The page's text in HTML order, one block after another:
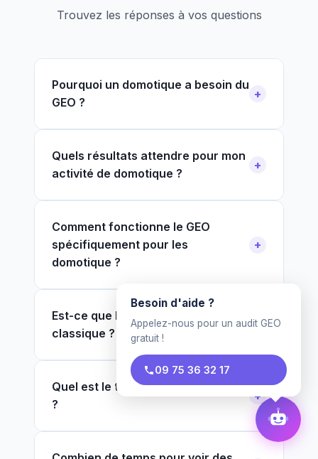
Trouvez les réponses à vos questions
Pourquoi un domotique a besoin du
GEO ?
Quels résultats attendre pour mon
activité de domotique ?
Comment fonctionne le GEO
spécifiquement pour les
domotique ?
Est-ce que le GEO remplace le SEO
classique ?
Quel est le tarif pour un domotique
?
Besoin d'aide ?
Appelez-nous pour un audit GEO
gratuit !
09 75 36 32 17